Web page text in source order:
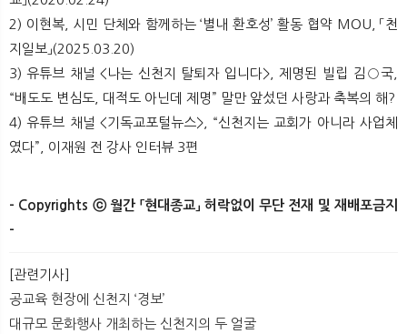
2) 이현복, 시민 단체와 함께하는 ‘별내 환호성’ 활동 협약 MOU, 「천
지일보」(2025.03.20)
3) 유튜브 채널 <나는 신천지 탈퇴자 입니다>, 제명된 빌립 김○국,
“배도도 변심도, 대적도 아닌데 제명” 말만 앞섰던 사랑과 축복의 해?
4) 유튜브 채널 <기독교포털뉴스>, “신천지는 교회가 아니라 사업체
였다”, 이재원 전 강사 인터뷰 3편
- Copyrights ⓒ 월간 「현대종교」 허락없이 무단 전재 및 재배포금지
-
[관련기사]
공교육 현장에 신천지 ‘경보’
대규모 문화행사 개최하는 신천지의 두 얼굴